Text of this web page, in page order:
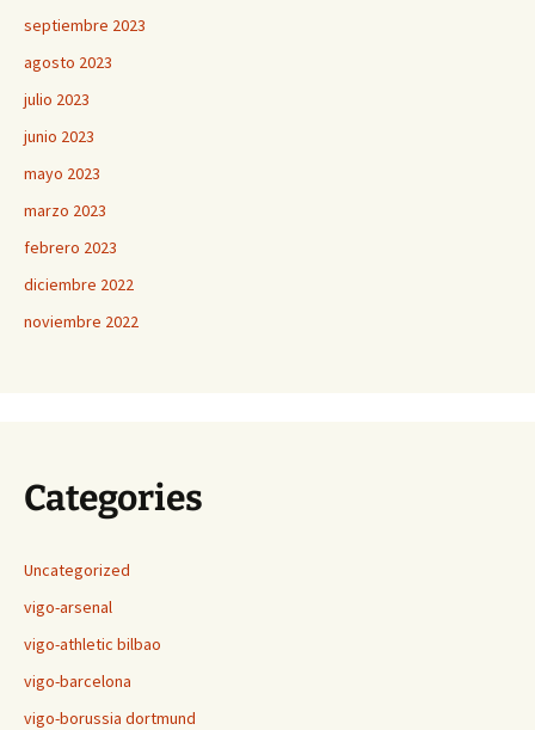
septiembre 2023
agosto 2023
julio 2023
junio 2023
mayo 2023
marzo 2023
febrero 2023
diciembre 2022
noviembre 2022
Categories
Uncategorized
vigo-arsenal
vigo-athletic bilbao
vigo-barcelona
vigo-borussia dortmund